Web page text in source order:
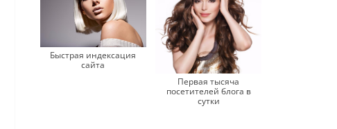
Быстрая индексация
сайта
Первая тысяча
посетителей блога в
сутки